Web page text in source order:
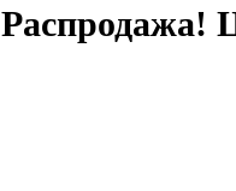
Распродажа!